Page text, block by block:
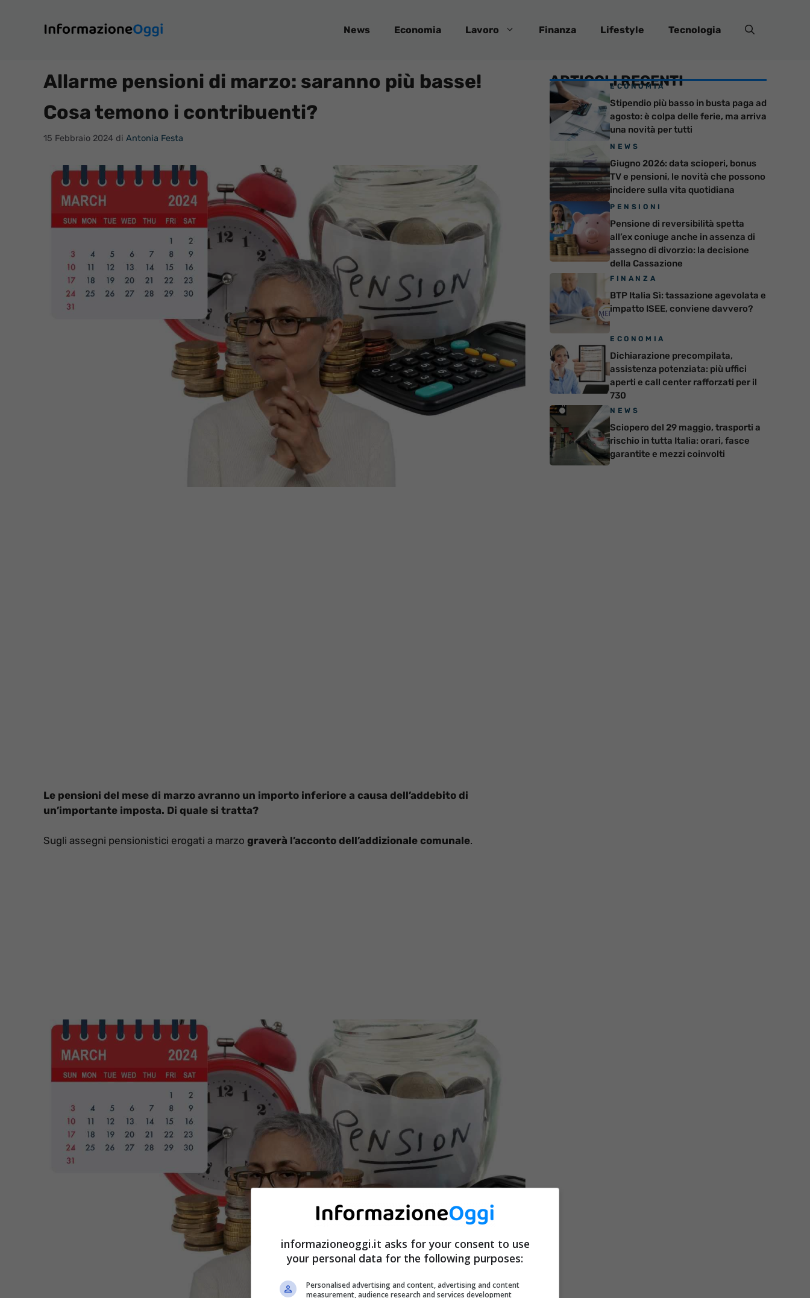
contenuto
News Economia Lavoro Finanza Lifestyle Tecnologia
Allarme pensioni di marzo: saranno più basse!
Cosa temono i contribuenti?
15 Febbraio 2024 di Antonia Festa
Le pensioni del mese di marzo avranno un importo inferiore a causa dell’addebito di
un’importante imposta. Di quale si tratta?
Sugli assegni pensionistici erogati a marzo graverà l’acconto dell’addizionale comunale.
ARTICOLI RECENTI
ECONOMIA
Stipendio più basso in busta paga ad
agosto: è colpa delle ferie, ma arriva
una novità per tutti
NEWS
Giugno 2026: data scioperi, bonus
TV e pensioni, le novità che possono
incidere sulla vita quotidiana
PENSIONI
Pensione di reversibilità spetta
all’ex coniuge anche in assenza di
assegno di divorzio: la decisione
della Cassazione
FINANZA
BTP Italia Sì: tassazione agevolata e
impatto ISEE, conviene davvero?
ECONOMIA
Dichiarazione precompilata,
assistenza potenziata: più uffici
aperti e call center rafforzati per il
730
NEWS
Sciopero del 29 maggio, trasporti a
rischio in tutta Italia: orari, fasce
garantite e mezzi coinvolti
informazioneoggi.it asks for your consent to use
your personal data for the following purposes:
Personalised advertising and content, advertising and content
measurement, audience research and services development